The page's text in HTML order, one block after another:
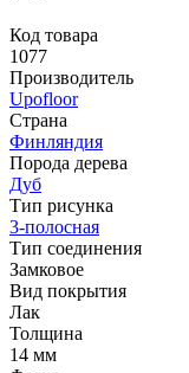
Код товара
1077
Производитель
Upofloor
Страна
Финляндия
Порода дерева
Дуб
Тип рисунка
3-полосная
Тип соединения
Замковое
Вид покрытия
Лак
Толщина
14 мм